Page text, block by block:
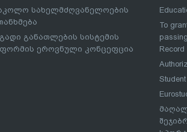
სახელმძღვანელოების
განათლების სისტემის
ეროვნული კონცეფცია
To